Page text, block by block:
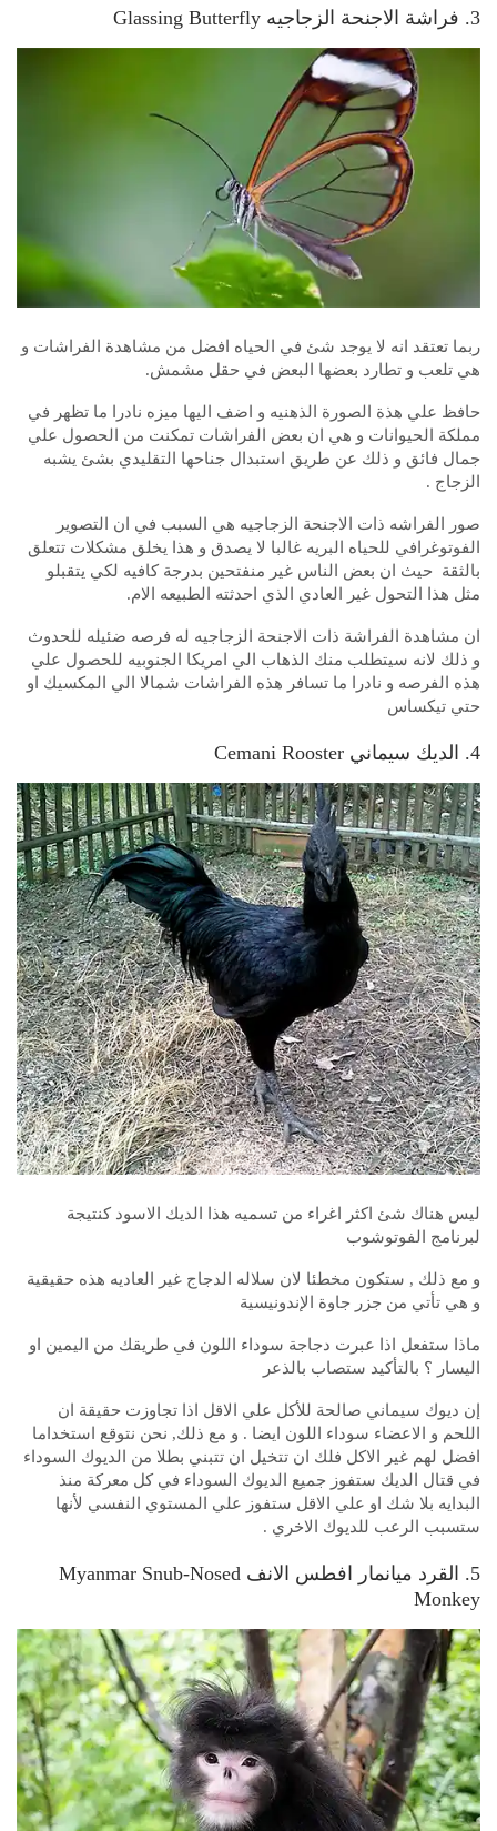
3. فراشة الاجنحة الزجاجيه Glassing Butterfly
ربما تعتقد انه لا يوجد شئ في الحياه افضل من مشاهدة الفراشات و
هي تلعب و تطارد بعضها البعض في حقل مشمش.
حافظ علي هذة الصورة الذهنيه و اضف اليها ميزه نادرا ما تظهر في
مملكة الحيوانات و هي ان بعض الفراشات تمكنت من الحصول علي
جمال فائق و ذلك عن طريق استبدال جناحها التقليدي بشئ يشبه
الزجاج .
صور الفراشه ذات الاجنحة الزجاجيه هي السبب في ان التصوير
الفوتوغرافي للحياه البريه غالبا لا يصدق و هذا يخلق مشكلات تتعلق
بالثقة حيث ان بعض الناس غير منفتحين بدرجة كافيه لكي يتقبلو
مثل هذا التحول غير العادي الذي احدثته الطبيعه الام.
ان مشاهدة الفراشة ذات الاجنحة الزجاجيه له فرصه ضئيله للحدوث
و ذلك لانه سيتطلب منك الذهاب الي امريكا الجنوبيه للحصول علي
هذه الفرصه و نادرا ما تسافر هذه الفراشات شمالا الي المكسيك او
حتي تيكساس
4. الديك سيماني Cemani Rooster
ليس هناك شئ اكثر اغراء من تسميه هذا الديك الاسود كنتيجة
لبرنامج الفوتوشوب
و مع ذلك , ستكون مخطئا لان سلاله الدجاج غير العاديه هذه حقيقية
و هي تأتي من جزر جاوة الإندونيسية
ماذا ستفعل اذا عبرت دجاجة سوداء اللون في طريقك من اليمين او
اليسار ؟ بالتأكيد ستصاب بالذعر
إن ديوك سيماني صالحة للأكل علي الاقل اذا تجاوزت حقيقة ان
اللحم و الاعضاء سوداء اللون ايضا . و مع ذلك, نحن نتوقع استخداما
افضل لهم غير الاكل فلك ان تتخيل ان تتبني بطلا من الديوك السوداء
في قتال الديك ستفوز جميع الديوك السوداء في كل معركة منذ
البدايه بلا شك او علي الاقل ستفوز علي المستوي النفسي لأنها
ستسبب الرعب للديوك الاخري .
5. القرد ميانمار افطس الانف Myanmar Snub-Nosed
Monkey